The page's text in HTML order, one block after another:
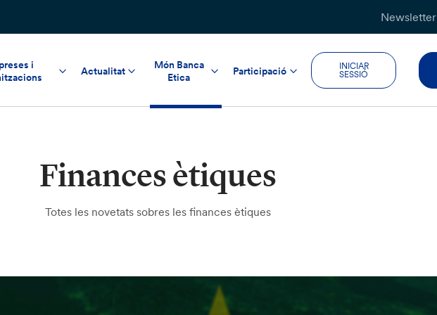
Newsletter
i
Actualitat
Món Banca
Etica
Participació
INICIAR
SESSIÓ
Finances ètiques
Totes les novetats sobres les finances ètiques